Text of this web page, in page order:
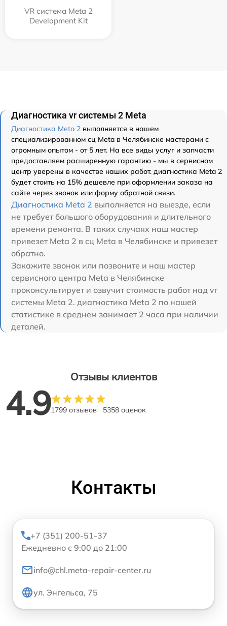
VR система Meta 2
Development Kit
Диагностика vr системы 2 Meta
Диагностика Meta 2 выполняется в нашем
специализированном сц Meta в Челябинске мастерами с
огромным опытом - от 5 лет. На все виды услуг и запчасти
предоставляем расширенную гарантию - мы в сервисном
центр уверены в качестве наших работ. диагностика Meta 2
будет стоить на 15% дешевле при оформлении заказа на
сайте через звонок или форму обратной связи.
Диагностика Meta 2 выполняется на выезде, если
не требует большого оборудования и длительного
времени ремонта. В таких случаях наш мастер
привезет Meta 2 в сц Meta в Челябинске и привезет
обратно.
Закажите звонок или позвоните и наш мастер
сервисного центра Meta в Челябинске
проконсультирует и озвучит стоимость работ над vr
системы Meta 2. диагностика Meta 2 по нашей
статистике в среднем занимает 2 часа при наличии
деталей.
Отзывы клиентов
4.91799 отзывов 5358 оценок
Контакты
+7 (351) 200-51-37
Ежедневно с 9:00 до 21:00
info@chl.meta-repair-center.ru
ул. Энгельса, 75